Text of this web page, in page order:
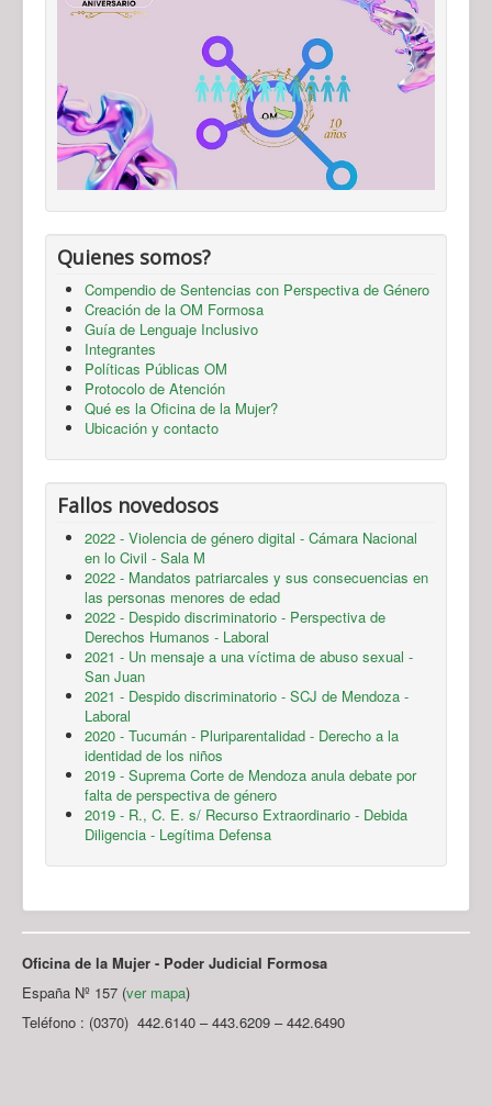
Quienes somos?
Compendio de Sentencias con Perspectiva de Género
Creación de la OM Formosa
Guía de Lenguaje Inclusivo
Integrantes
Políticas Públicas OM
Protocolo de Atención
Qué es la Oficina de la Mujer?
Ubicación y contacto
Fallos novedosos
2022 - Violencia de género digital - Cámara Nacional
en lo Civil - Sala M
2022 - Mandatos patriarcales y sus consecuencias en
las personas menores de edad
2022 - Despido discriminatorio - Perspectiva de
Derechos Humanos - Laboral
2021 - Un mensaje a una víctima de abuso sexual -
San Juan
2021 - Despido discriminatorio - SCJ de Mendoza -
Laboral
2020 - Tucumán - Pluriparentalidad - Derecho a la
identidad de los niños
2019 - Suprema Corte de Mendoza anula debate por
falta de perspectiva de género
2019 - R., C. E. s/ Recurso Extraordinario - Debida
Diligencia - Legítima Defensa
Oficina de la Mujer - Poder Judicial Formosa
España Nº 157 (ver mapa)
Teléfono : (0370) 442.6140 – 443.6209 – 442.6490